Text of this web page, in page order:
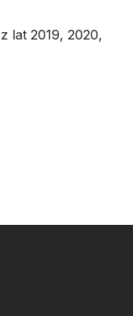
lat 2019, 2020,